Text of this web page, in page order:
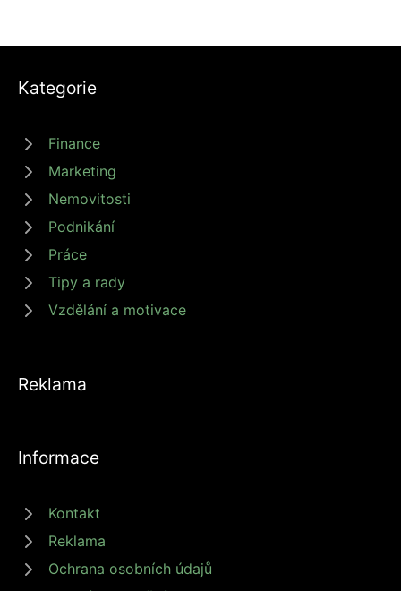
Kategorie
Finance
Marketing
Nemovitosti
Podnikání
Práce
Tipy a rady
Vzdělání a motivace
Reklama
Informace
Kontakt
Reklama
Ochrana osobních údajů